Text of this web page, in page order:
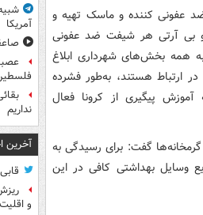
ضد عفونی کننده و ماسک تهیه و
و بی آرتی هر شیفت ضد عفونی
همه بخش‌های شهرداری ابلاغ
ارتباط هستند، به‌طور فشرده
پیگیری از کرونا فعال
گفت: برای رسیدگی به
وسایل بهداشتی کافی در این
آمریکا
نداریم
آخرین
و